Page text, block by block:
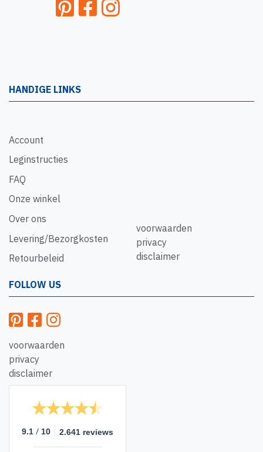
HANDIGE LINKS
Account
Leginstructies
FAQ
Onze winkel
Over ons
Levering/Bezorgkosten
Retourbeleid
voorwaarden
privacy
disclaimer
FOLLOW US
voorwaarden
privacy
disclaimer
9.1 / 10 2.641 reviews